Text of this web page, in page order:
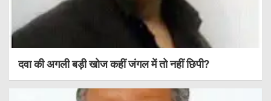
दवा की अगली बड़ी खोज कहीं जंगल में तो नहीं छिपी?